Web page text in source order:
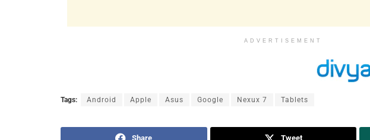
ADVERTISEMENT
Tags: Android Apple Asus Google Nexux 7 Tablets
Share Tweet